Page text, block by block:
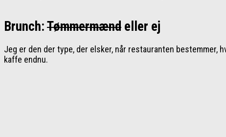
Brunch:Tømmermænd eller ej
Jeg er den der type, der elsker, når restauranten bestemmer,
kaffe endnu.